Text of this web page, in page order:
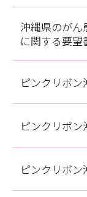
沖縄県のがん
に関する要望
ピンクリボン
ピンクリボン
ピンクリボン